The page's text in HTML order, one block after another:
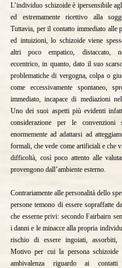
L’individuo schizoide è ipersensibile
ed estremamente ricettivo alla
Tuttavia, per il contatto immediato alle
ed intuizioni, lo schizoide viene
altri poco empatico, distaccato,
eccentrico, in quanto, dato il suo
problematiche di vergogna, colpa o
come eccessivamente spontaneo,
immediato, incapace di mediazioni
Uno dei suoi aspetti più evidenti
considerazione per le
enormemente ad adattarsi ad
formali, che vede come artificiali e che
difficoltà, così poco attento alle
provengono dall’ambiente esterno.
Contrariamente alle personalità dello
persone temono di essere sopraffatte
che esserne privi: secondo Fairbairn
i danni e le minacce alla propria
rischio di essere ingoiati, assorbiti,
Motivo per cui la persona schizoide
ambivalenza riguardo ai contatti